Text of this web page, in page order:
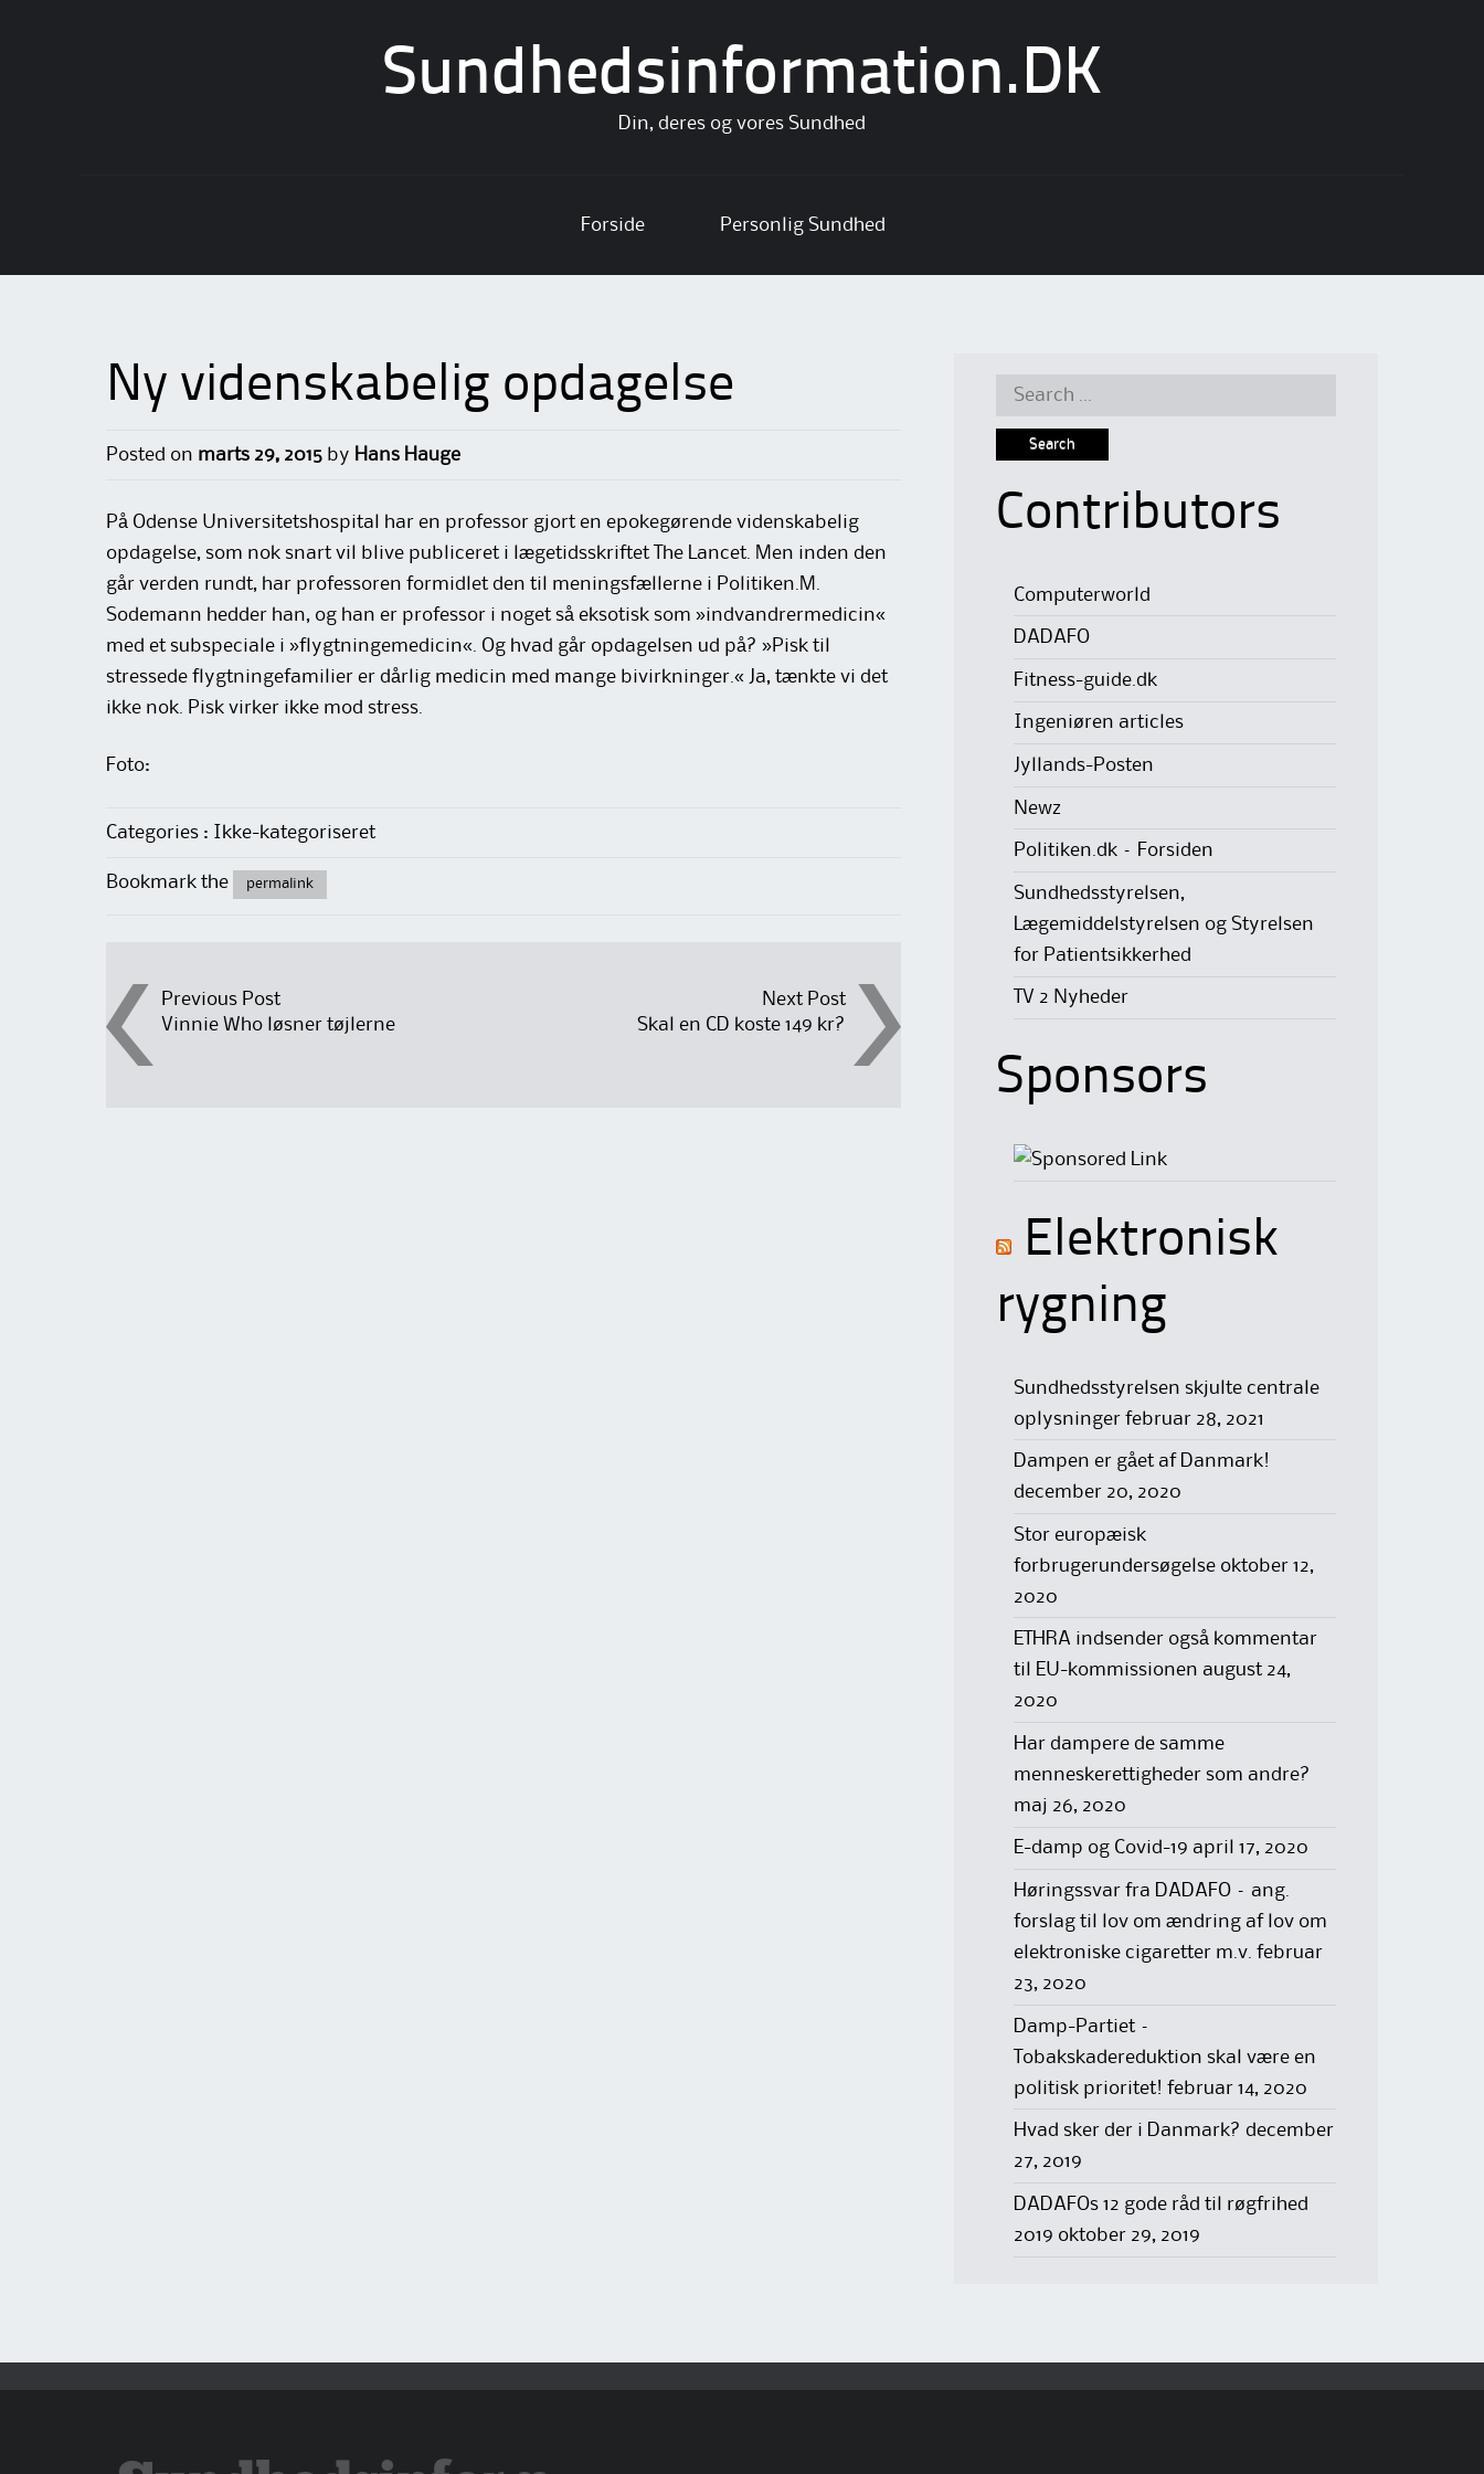
Sundhedsinformation.DK
Din, deres og vores Sundhed
content
Forside Personlig Sundhed
Ny videnskabelig opdagelse
Posted on marts 29, 2015 by Hans Hauge
På Odense Universitetshospital har en professor gjort en epokegørende videnskabelig
opdagelse, som nok snart vil blive publiceret i lægetidsskriftet The Lancet. Men inden den
går verden rundt, har professoren formidlet den til meningsfællerne i Politiken.M.
Sodemann hedder han, og han er professor i noget så eksotisk som »indvandrermedicin«
med et subspeciale i »flygtningemedicin«. Og hvad går opdagelsen ud på? »Pisk til
stressede flygtningefamilier er dårlig medicin med mange bivirkninger.« Ja, tænkte vi det
ikke nok. Pisk virker ikke mod stress.
Foto:
Categories : Ikke-kategoriseret
Bookmark the permalink
Post
navigation
Previous Post
Vinnie Who løsner tøjlerne
Next Post
Skal en CD koste 149 kr?
Search
Contributors
Computerworld
DADAFO
Fitness-guide.dk
Ingeniøren articles
Jyllands-Posten
Newz
Politiken.dk – Forsiden
Sundhedsstyrelsen,
Lægemiddelstyrelsen og Styrelsen
for Patientsikkerhed
TV 2 Nyheder
Sponsors
Elektronisk
rygning
Sundhedsstyrelsen skjulte centrale
oplysninger februar 28, 2021
Dampen er gået af Danmark!
december 20, 2020
Stor europæisk
forbrugerundersøgelse oktober 12,
2020
ETHRA indsender også kommentar
til EU-kommissionen august 24,
2020
Har dampere de samme
menneskerettigheder som andre?
maj 26, 2020
E-damp og Covid-19 april 17, 2020
Høringssvar fra DADAFO – ang.
forslag til lov om ændring af lov om
elektroniske cigaretter m.v. februar
23, 2020
Damp-Partiet –
Tobakskadereduktion skal være en
politisk prioritet! februar 14, 2020
Hvad sker der i Danmark? december
27, 2019
DADAFOs 12 gode råd til røgfrihed
2019 oktober 29, 2019